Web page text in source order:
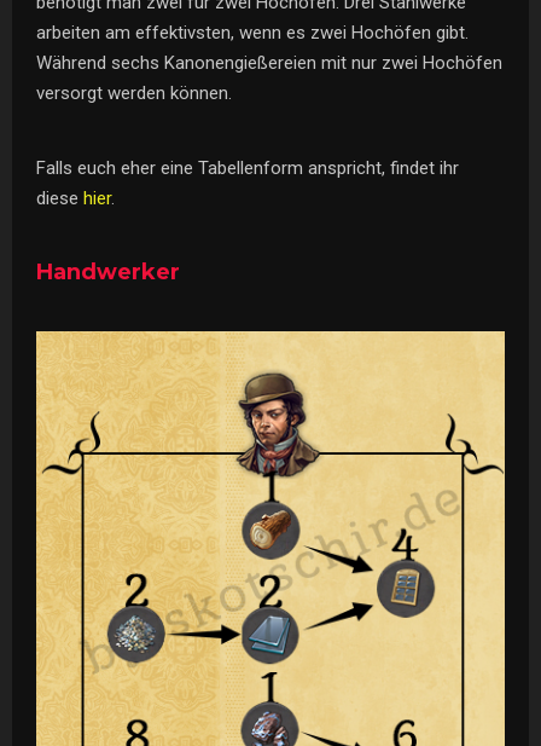
arbeiten am effektivsten, wenn es zwei Hochöfen gibt.
Während sechs Kanonengießereien mit nur zwei Hochöfen
versorgt werden können.
Falls euch eher eine Tabellenform anspricht, findet ihr
diese hier.
Handwerker